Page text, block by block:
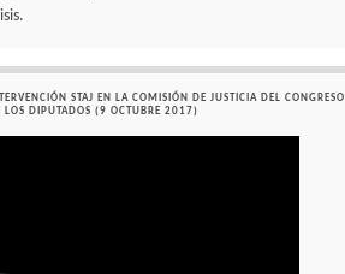
STAJ EN LA COMISIÓN DE JUSTICIA DEL CONGRESO
LOS DIPUTADOS (9 OCTUBRE 2017)